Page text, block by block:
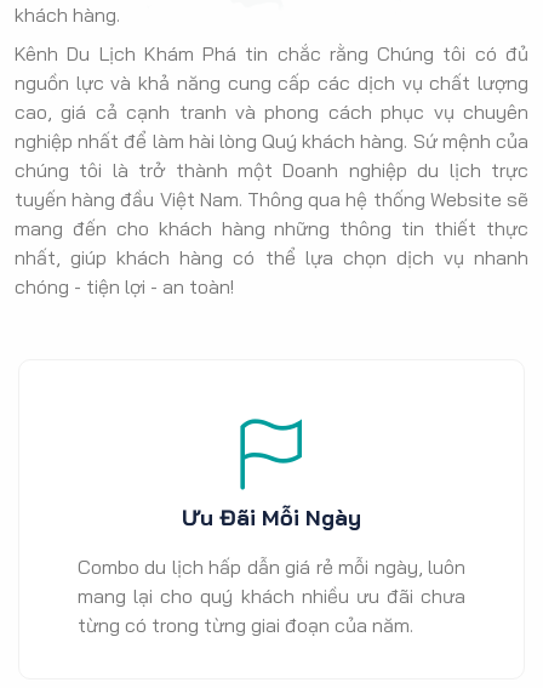
khách hàng.
Kênh Du Lịch Khám Phá tin chắc rằng Chúng tôi có đủ
nguồn lực và khả năng cung cấp các dịch vụ chất lượng
cao, giá cả cạnh tranh và phong cách phục vụ chuyên
nghiệp nhất để làm hài lòng Quý khách hàng. Sứ mệnh của
chúng tôi là trở thành một Doanh nghiệp du lịch trực
tuyến hàng đầu Việt Nam. Thông qua hệ thống Website sẽ
mang đến cho khách hàng những thông tin thiết thực
nhất, giúp khách hàng có thể lựa chọn dịch vụ nhanh
chóng - tiện lợi - an toàn!
Ưu Đãi Mỗi Ngày
Combo du lịch hấp dẫn giá rẻ mỗi ngày, luôn
mang lại cho quý khách nhiều ưu đãi chưa
từng có trong từng giai đoạn của năm.